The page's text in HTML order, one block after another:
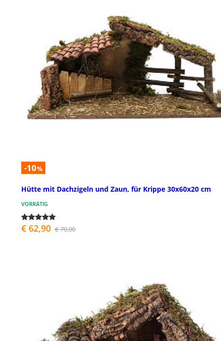
-10%
Hütte mit Dachzigeln und Zaun, für Krippe 30x60x20 cm
VORRÄTIG
€ 62,90 € 70,00